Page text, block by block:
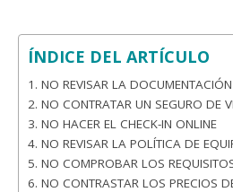
ÍNDICE DEL ARTÍCULO
1. NO REVISAR LA
2. NO CONTRATAR UN SEGURO DE
3. NO HACER EL CHECK-IN ONLINE
4. NO REVISAR LA POLÍTICA DE
5. NO COMPROBAR LOS
6. NO CONTRASTAR LOS PRECIOS